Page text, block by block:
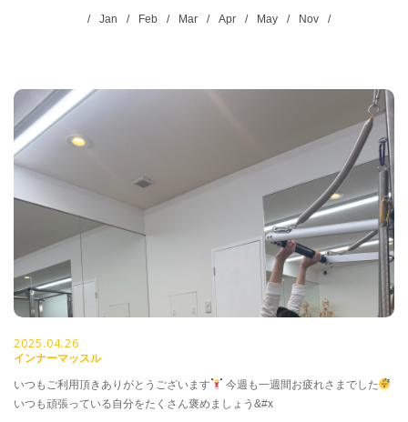
Jan Feb Mar Apr May Nov
2025.04.26
インナーマッスル
いつもご利用頂きありがとうございます
今週も一週間お疲れさまでした
いつも頑張っている自分をたくさん褒めましょう&#x